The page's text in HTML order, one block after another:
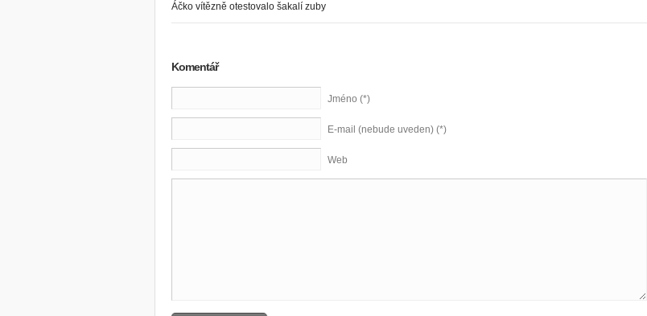
Áčko vítězně otestovalo šakalí zuby
Komentář
Jméno (*)
E-mail (nebude uveden) (*)
Web